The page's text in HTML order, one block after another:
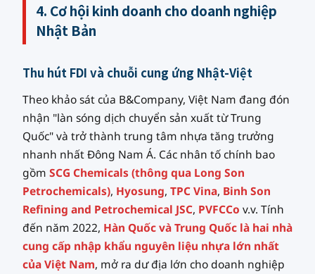
4. Cơ hội kinh doanh cho doanh nghiệp
Nhật Bản
Thu hút FDI và chuỗi cung ứng Nhật-Việt
Theo khảo sát của B&Company, Việt Nam đang đón
nhận "làn sóng dịch chuyển sản xuất từ Trung
Quốc" và trở thành trung tâm nhựa tăng trưởng
nhanh nhất Đông Nam Á. Các nhân tố chính bao
gồm SCG Chemicals (thông qua Long Son
Petrochemicals), Hyosung, TPC Vina, Binh Son
Refining and Petrochemical JSC, PVFCCo v.v. Tính
đến năm 2022, Hàn Quốc và Trung Quốc là hai nhà
cung cấp nhập khẩu nguyên liệu nhựa lớn nhất
của Việt Nam, mở ra dư địa lớn cho doanh nghiệp